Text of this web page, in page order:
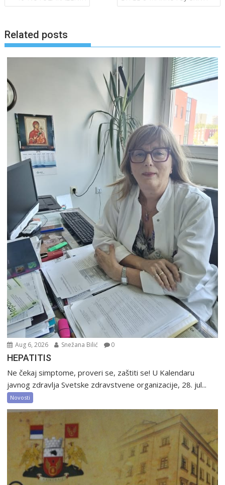
navigation
Related posts
Aug 6, 2026 Snežana Bilić 0
HEPATITIS
Ne čekaj simptome, proveri se, zaštiti se! U Kalendaru
javnog zdravlja Svetske zdravstvene organizacije, 28. jul...
Novosti